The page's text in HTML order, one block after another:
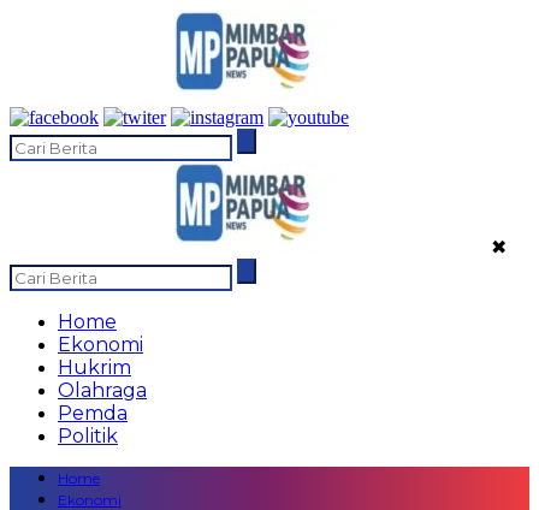
✖
Home
Ekonomi
Hukrim
Olahraga
Pemda
Politik
Home
Ekonomi